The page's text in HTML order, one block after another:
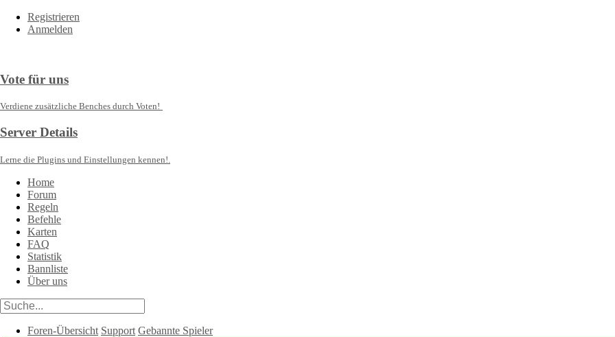
Registrieren
Anmelden
Vote für uns
Verdiene zusätzliche Benches durch Voten!
Server Details
Lerne die Plugins und Einstellungen kennen!.
Home
Forum
Regeln
Befehle
Karten
FAQ
Statistik
Bannliste
Über uns
Foren-Übersicht Support Gebannte Spieler